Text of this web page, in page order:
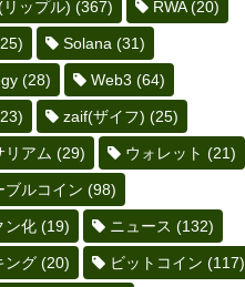
ップル) (367) RWA(20)
Solana (31)
(28) Web3 (64)
zaif(ザイフ) (25)
リアム (29) ウォレット (21)
ブルコイン (98)
ン化 (19) ニュース (132)
ング (20) ビットコイン (117)